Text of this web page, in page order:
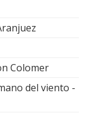
Colomer
del viento -